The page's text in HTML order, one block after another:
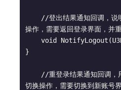
操作，需要返回登录界面，并
}
切换操作，需要切换到新账号界